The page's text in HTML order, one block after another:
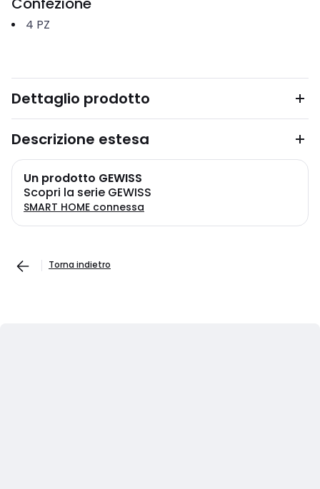
4 PZ
Dettaglio prodotto
Descrizione estesa
Un prodotto GEWISS
Scopri la serie GEWISS
SMART HOME connessa
Torna indietro